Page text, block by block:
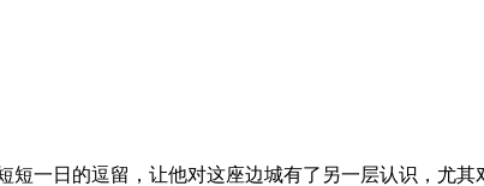
一日的逗留，让他对这座边城有了另一层认识，尤